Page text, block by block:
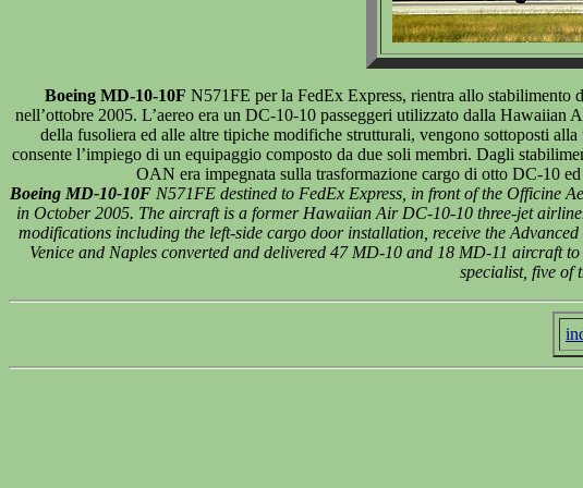
Boeing MD-10-10F N571FE per la FedEx Express, rientra allo
nell’ottobre 2005. L’aereo era un DC-10-10 passeggeri utilizzato dalla
della fusoliera ed alle altre tipiche modifiche strutturali, vengono sottoposti
consente l’impiego di un equipaggio composto da due soli membri. Dagli
OAN era impegnata sulla trasformazione cargo di otto DC-10
Boeing MD-10-10FN571FE destined to FedEx Express, in front of the Officine
in October 2005. The aircraft is a former Hawaiian Air DC-10-10 three-jet
modifications including the left-side cargo door installation, receive the
Venice and Naples converted and delivered 47 MD-10 and 18 MD-11 aircraft
specialist, five of